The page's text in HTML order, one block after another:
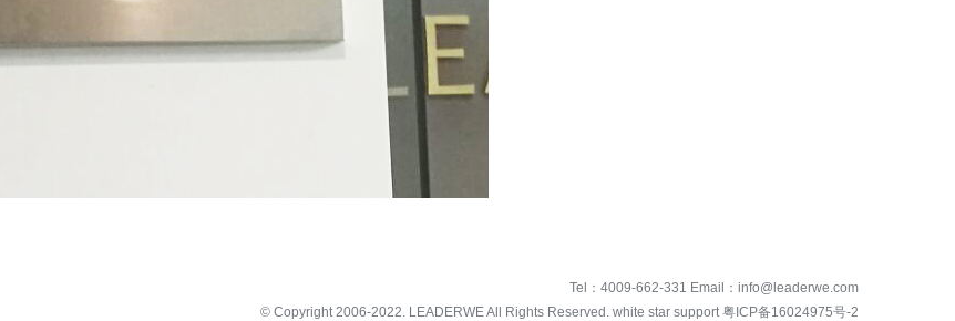
Tel： 4009-662-331 Email： info@leaderwe.com
© Copyright 2006-2022. LEADERWEAll Rights Reserved. white star support粤ICP备16024975号-2